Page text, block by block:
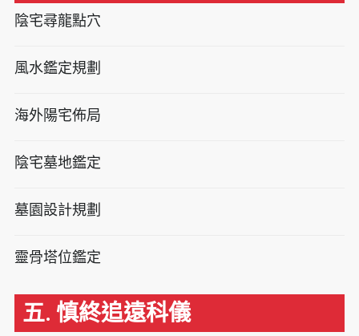
陰宅尋龍點穴
風水鑑定規劃
海外陽宅佈局
陰宅墓地鑑定
墓園設計規劃
靈骨塔位鑑定
五. 慎終追遠科儀